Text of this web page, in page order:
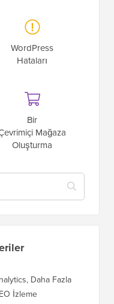
WordPress
Hataları
Bir
Mağaza
Oluşturma
Daha Fazla
İzleme